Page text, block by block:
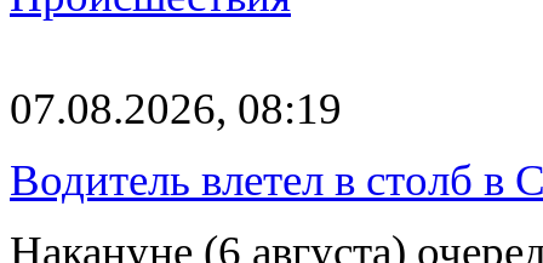
07.08.2026, 08:19
Водитель влетел в столб в
Накануне (6 августа)